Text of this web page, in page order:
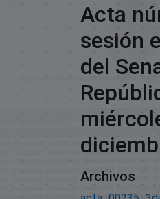
Acta
sesión
del
Archivos